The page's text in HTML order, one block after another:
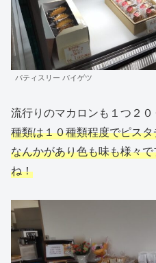
パティスリー バイゲツ
流行りのマカロンも１つ２０
種類は１０種類程度でピス
なんかがあり色も味も様々で
ね！